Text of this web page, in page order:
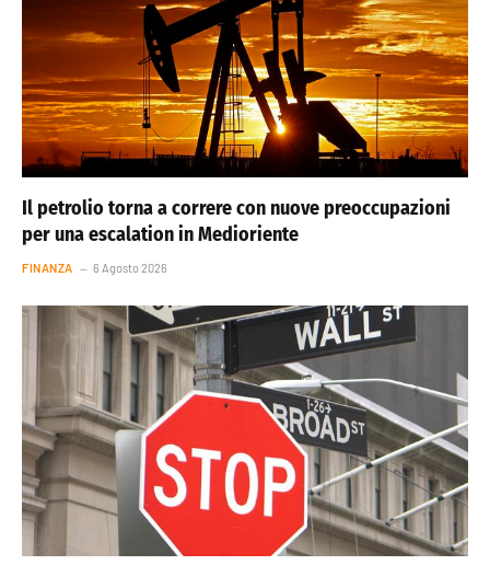
Il petrolio torna a correre con nuove preoccupazioni
per una escalation in Medioriente
FINANZA 6 Agosto 2026